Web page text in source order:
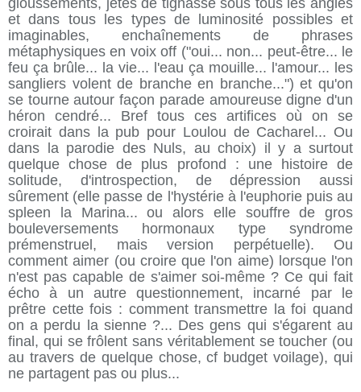
gloussements, jetés de tignasse sous tous les angles
et dans tous les types de luminosité possibles et
imaginables, enchaînements de phrases
métaphysiques en voix off ("oui... non... peut-être... le
feu ça brûle... la vie... l'eau ça mouille... l'amour... les
sangliers volent de branche en branche...") et qu'on
se tourne autour façon parade amoureuse digne d'un
héron cendré... Bref tous ces artifices où on se
croirait dans la pub pour Loulou de Cacharel... Ou
dans la parodie des Nuls, au choix) il y a surtout
quelque chose de plus profond : une histoire de
solitude, d'introspection, de dépression aussi
sûrement (elle passe de l'hystérie à l'euphorie puis au
spleen la Marina... ou alors elle souffre de gros
bouleversements hormonaux type syndrome
prémenstruel, mais version perpétuelle). Ou
comment aimer (ou croire que l'on aime) lorsque l'on
n'est pas capable de s'aimer soi-même ? Ce qui fait
écho à un autre questionnement, incarné par le
prêtre cette fois : comment transmettre la foi quand
on a perdu la sienne ?... Des gens qui s'égarent au
final, qui se frôlent sans véritablement se toucher (ou
au travers de quelque chose, cf budget voilage), qui
ne partagent pas ou plus...